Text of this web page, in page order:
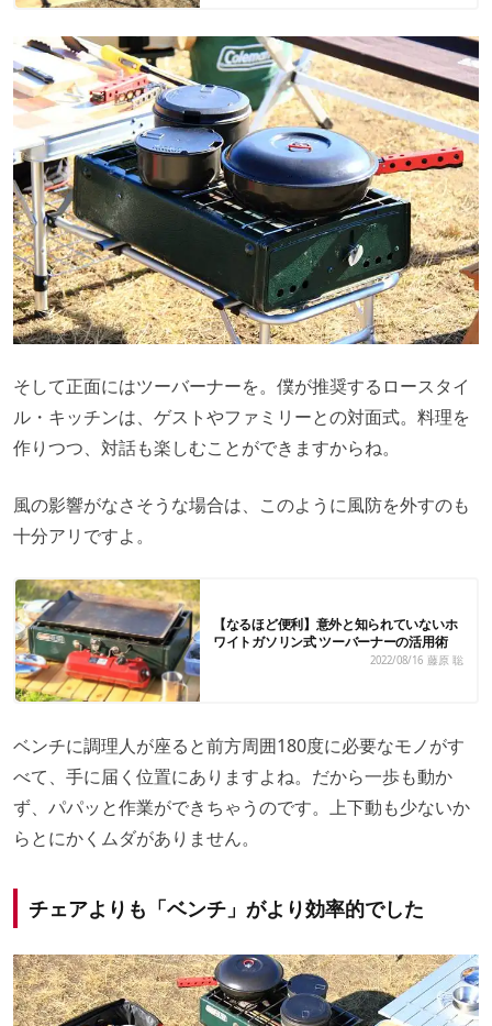
そして正面にはツーバーナーを。僕が推奨するロースタイ
ル・キッチンは、ゲストやファミリーとの対面式。料理を
作りつつ、対話も楽しむことができますからね。
風の影響がなさそうな場合は、このように風防を外すのも
十分アリですよ。
【なるほど便利】意外と知られていないホ
ワイトガソリン式 ツーバーナーの活用術
2022/08/16 藤原 聡
ベンチに調理人が座ると前方周囲180度に必要なモノがす
べて、手に届く位置にありますよね。だから一歩も動か
ず、パパッと作業ができちゃうのです。上下動も少ないか
らとにかくムダがありません。
チェアよりも「ベンチ」がより効率的でした